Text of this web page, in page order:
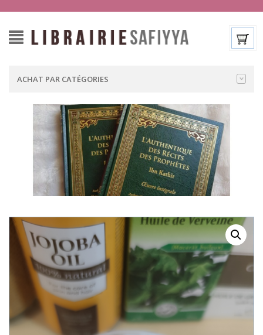
ACHAT PAR CATÉGORIES